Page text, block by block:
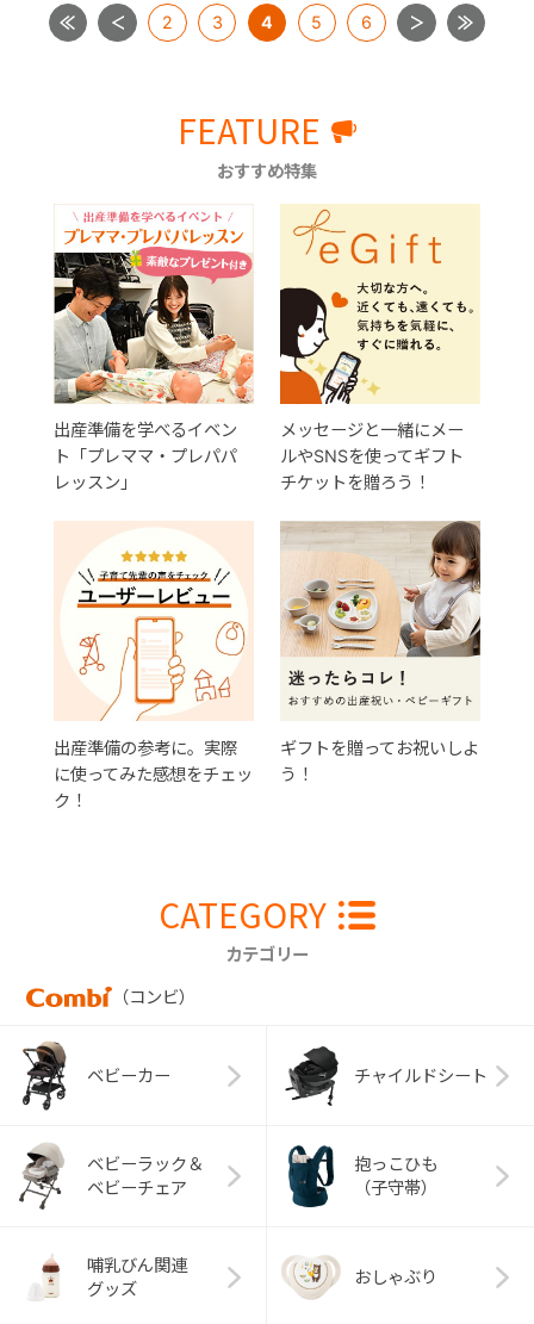
2 3 4 5 6
FEATURE
おすすめ特集
出産準備を学べるイベン
ト「プレママ・プレパパ
レッスン」
メッセージと一緒にメー
ルやSNSを使ってギフト
チケットを贈ろう！
出産準備の参考に。実際
に使ってみた感想をチェッ
ク！
ギフトを贈ってお祝いしよ
う！
CATEGORY
カテゴリー
（コンビ）
ベビーカー チャイルドシート
ベビーラック＆
ベビーチェア
抱っこひも
（子守帯）
哺乳びん関連
グッズ
おしゃぶり